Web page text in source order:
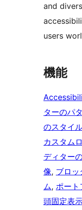
and
users
機能
ターのパ
のスタイ
カスタム
ディター
像, ブロッ
ム, ポート
頭固定表